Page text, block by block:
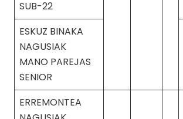
SUB-22
ESKUZ BINAKA
NAGUSIAK
MANO PAREJAS
SENIOR
ERREMONTEA